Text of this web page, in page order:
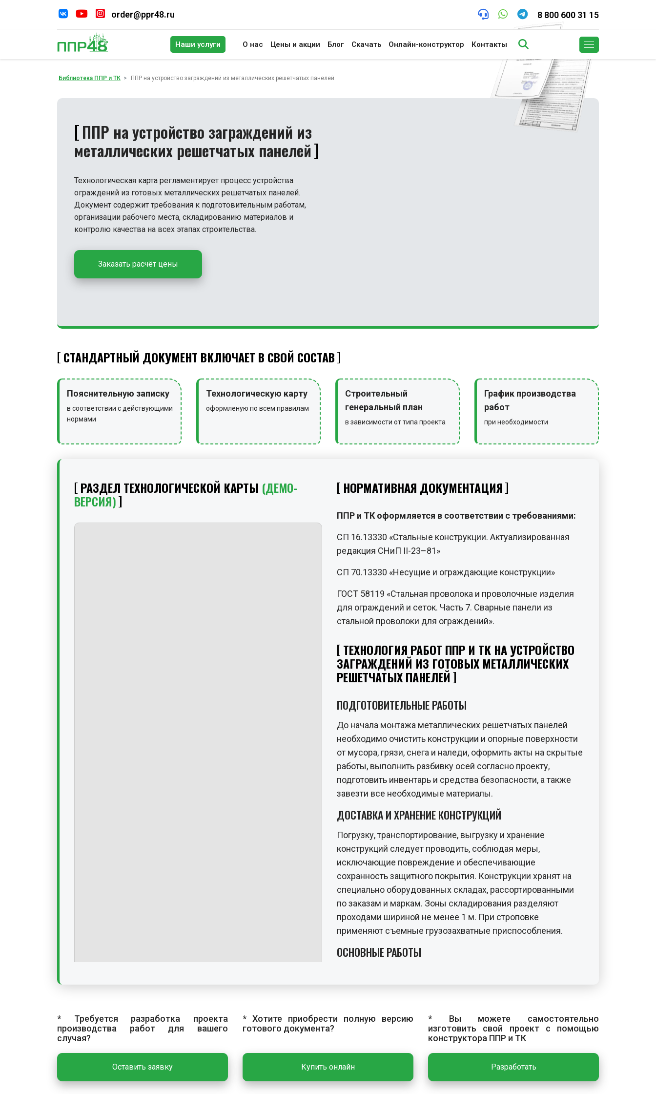
order@ppr48.ru 8 800 600 31 15
Наши услуги О нас Цены и акции Блог Скачать Онлайн-конструктор Контакты
Библиотека ППР и ТК ППР на устройство заграждений из металлических решетчатых панелей
ППР на устройство заграждений из
металлических решетчатых панелей
Технологическая карта регламентирует процесс устройства
ограждений из готовых металлических решетчатых панелей.
Документ содержит требования к подготовительным работам,
организации рабочего места, складированию материалов и
контролю качества на всех этапах строительства.
Заказать расчёт цены
СТАНДАРТНЫЙ ДОКУМЕНТ ВКЛЮЧАЕТ В СВОЙ СОСТАВ
Пояснительную записку
в соответствии с действующими
нормами
Технологическую карту
оформленую по всем правилам
Строительный
генеральный план
в зависимости от типа проекта
График производства
работ
при необходимости
РАЗДЕЛ ТЕХНОЛОГИЧЕСКОЙ КАРТЫ (ДЕМО-
ВЕРСИЯ)
НОРМАТИВНАЯ ДОКУМЕНТАЦИЯ
ППР и ТК оформляется в соответствии с требованиями:
СП 16.13330 «Стальные конструкции. Актуализированная
редакция СНиП II-23–81»
СП 70.13330 «Несущие и ограждающие конструкции»
ГОСТ 58119 «Стальная проволока и проволочные изделия
для ограждений и сеток. Часть 7. Сварные панели из
стальной проволоки для ограждений».
ТЕХНОЛОГИЯ РАБОТ ППР И ТК НА УСТРОЙСТВО
ЗАГРАЖДЕНИЙ ИЗ ГОТОВЫХ МЕТАЛЛИЧЕСКИХ
РЕШЕТЧАТЫХ ПАНЕЛЕЙ
ПОДГОТОВИТЕЛЬНЫЕ РАБОТЫ
До начала монтажа металлических решетчатых панелей
необходимо очистить конструкции и опорные поверхности
от мусора, грязи, снега и наледи, оформить акты на скрытые
работы, выполнить разбивку осей согласно проекту,
подготовить инвентарь и средства безопасности, а также
завезти все необходимые материалы.
ДОСТАВКА И ХРАНЕНИЕ КОНСТРУКЦИЙ
Погрузку, транспортирование, выгрузку и хранение
конструкций следует проводить, соблюдая меры,
исключающие повреждение и обеспечивающие
сохранность защитного покрытия. Конструкции хранят на
специально оборудованных складах, рассортированными
по заказам и маркам. Зоны складирования разделяют
проходами шириной не менее 1 м. При строповке
применяют съемные грузозахватные приспособления.
ОСНОВНЫЕ РАБОТЫ
устройством панелей устраняют перепады высот по
периметру, спиливают деревья и кустарники на
достаточном расстоянии. Монтаж начинают с входной
группы или от угла участка. Панель устанавливают на место
выступающими прутьями вверх, выверяют и закрепляют с
помощью скоб или хомутов. При установке двух и более
* Требуется разработка проекта
производства работ для вашего
случая?
Оставить заявку
* Хотите приобрести полную версию
готового документа?
Купить онлайн
* Вы можете самостоятельно
изготовить свой проект с помощью
конструктора ППР и ТК
Разработать
Поиск